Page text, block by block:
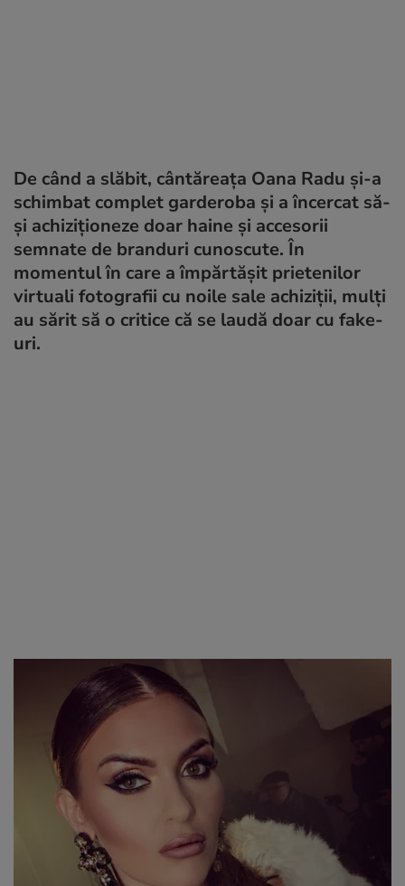
De când a slăbit, cântăreața Oana Radu și-a
schimbat complet garderoba și a încercat să-
și achiziționeze doar haine și accesorii
semnate de branduri cunoscute. În
momentul în care a împărtășit prietenilor
virtuali fotografii cu noile sale achiziții, mulți
au sărit să o critice că se laudă doar cu fake-
uri.